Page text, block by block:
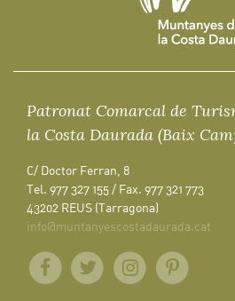
Patronat Comarcal de
la Costa Daurada (Baix
C/ Doctor Ferran, 8
Tel. 977 327 155 / Fax. 977 321 773
43202 REUS (Tarragona)
info@muntanyescostadaurada.cat